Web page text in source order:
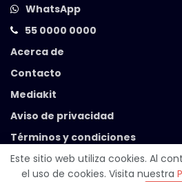
WhatsApp
55 0000 0000
Acerca de
Contacto
Mediakit
Aviso de privacidad
Términos y condiciones
Este sitio web utiliza cookies. Al
el uso de cookies. Visita nuestra